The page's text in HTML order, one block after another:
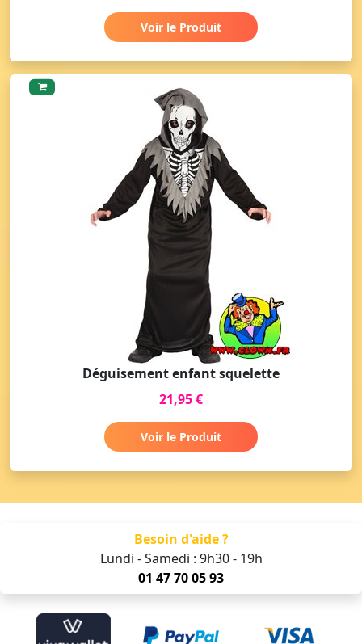
Voir le Produit
Déguisement enfant squelette
21,95 €
Voir le Produit
Besoin d'aide ?
Lundi - Samedi : 9h30 - 19h
01 47 70 05 93